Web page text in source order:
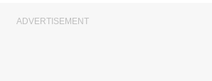
ADVERTISEMENT